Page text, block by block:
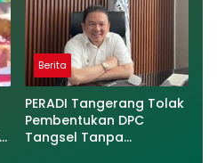
Berita
PERADI Tangerang Tolak
Pembentukan DPC
Tangsel Tanpa